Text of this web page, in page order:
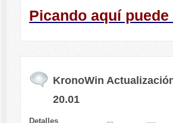
Picando aquí
KronoWin
20.01
Detalles